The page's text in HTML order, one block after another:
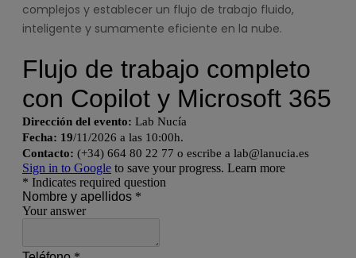
complejos y establecer un flujo de trabajo fluido,
inteligente y sumamente eficiente en la nube.